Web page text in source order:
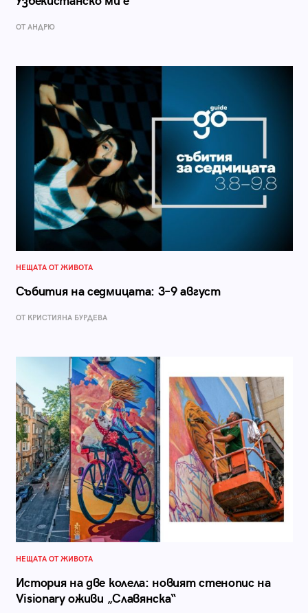
ОТ АНДРЮ
НЕЩАТА ОТ ЖИВОТА
Събития на седмицата: 3–9 август
ОТ КРИСТИЯНА БУРДЕВА
НЕЩАТА ОТ ЖИВОТА
История на две колела: новият стенопис на
Visionary оживи „Славянска“